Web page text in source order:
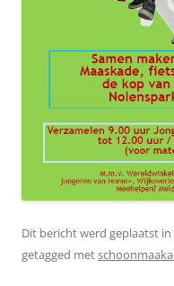
Dit bericht werd geplaatst in
getagged met